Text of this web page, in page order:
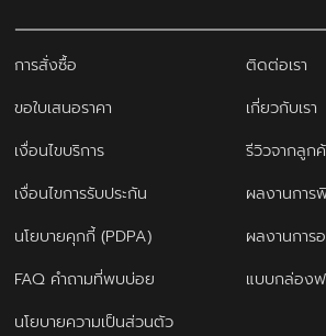
การสั่งซื้อ
ติดต่อเรา
ขอใบเสนอราคา
เกี่ยวกับเรา
เงื่อนไขบริการ
รีวิวจากลูกค้
เงื่อนไขการรับประกัน
ผลงานกา
นโยบายคุกกี้ (PDPA)
ผลงานการ
FAQ คำถามที่พบบ่อย
แบบกล่อง
นโยบายความเป็นส่วนตัว